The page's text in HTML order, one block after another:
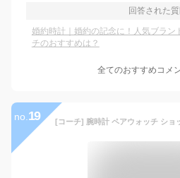
回答された質
婚約時計｜婚約の記念に！人気ブラン
チのおすすめは？
全てのおすすめコメ
no. 19